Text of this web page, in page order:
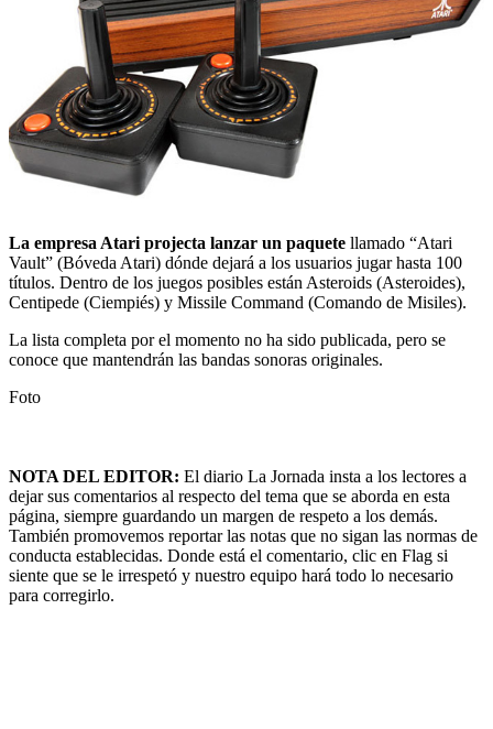
La empresa Atari projecta lanzar un paquete llamado “Atari
Vault” (Bóveda Atari) dónde dejará a los usuarios jugar hasta 100
títulos. Dentro de los juegos posibles están Asteroids (Asteroides),
Centipede (Ciempiés) y Missile Command (Comando de Misiles).
La lista completa por el momento no ha sido publicada, pero se
conoce que mantendrán las bandas sonoras originales.
Foto
NOTA DEL EDITOR: El diario La Jornada insta a los lectores a
dejar sus comentarios al respecto del tema que se aborda en esta
página, siempre guardando un margen de respeto a los demás.
También promovemos reportar las notas que no sigan las normas de
conducta establecidas. Donde está el comentario, clic en Flag si
siente que se le irrespetó y nuestro equipo hará todo lo necesario
para corregirlo.